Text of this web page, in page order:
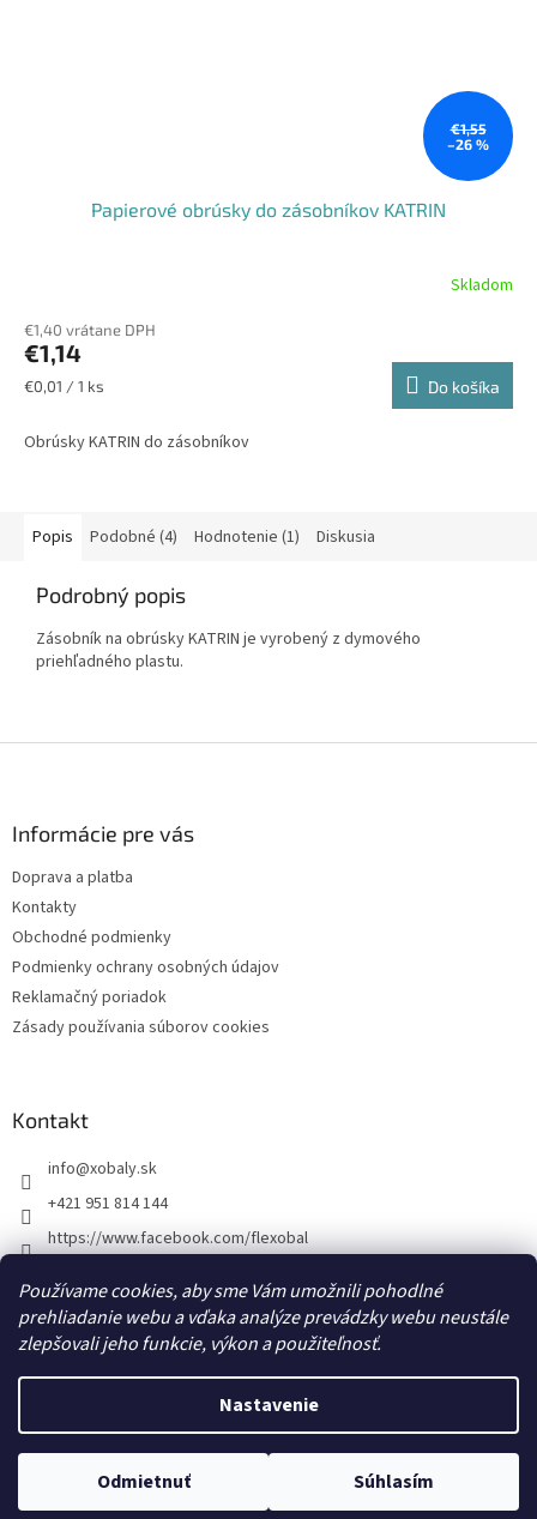
Používame cookies, aby sme Vám umožnili pohodlné
prehliadanie webu a vďaka analýze prevádzky webu neustále
zlepšovali jeho funkcie, výkon a použiteľnosť.
Nastavenie
Odmietnuť Súhlasím
€1,55
–26 %
Papierové obrúsky do zásobníkov KATRIN
Skladom
€1,40 vrátane DPH
€1,14
Jednotková
€0,01 / 1 ks Do košíka
Obrúsky KATRIN do zásobníkov
Popis Podobné (4) Hodnotenie (1) Diskusia
Podrobný popis
Zásobník na obrúsky KATRIN je vyrobený z dymového
priehľadného plastu.
Informácie pre vás
Doprava a platba
Kontakty
Obchodné podmienky
Podmienky ochrany osobných údajov
Reklamačný poriadok
Zásady používania súborov cookies
Kontakt
info@xobaly.sk
+421 951 814 144
https://www.facebook.com/flexobal
Vytvoril Shoptet
Copyright 2026 . Všetky práva vyhradené.